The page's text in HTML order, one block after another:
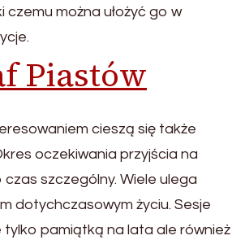
czemu można ułożyć go w
Piastów
cieszą się także
oczekiwania przyjścia na
szczególny. Wiele ulega
dotychczasowym życiu. Sesje
tylko pamiątką na lata ale również